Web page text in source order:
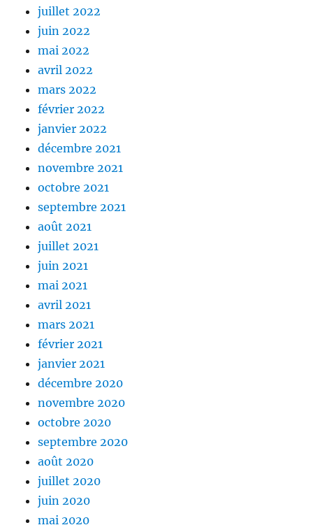
juillet 2022
juin 2022
mai 2022
avril 2022
mars 2022
février 2022
janvier 2022
décembre 2021
novembre 2021
octobre 2021
septembre 2021
août 2021
juillet 2021
juin 2021
mai 2021
avril 2021
mars 2021
février 2021
janvier 2021
décembre 2020
novembre 2020
octobre 2020
septembre 2020
août 2020
juillet 2020
juin 2020
mai 2020